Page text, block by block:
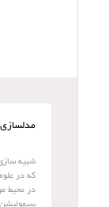
شبیه
که در
در محیط